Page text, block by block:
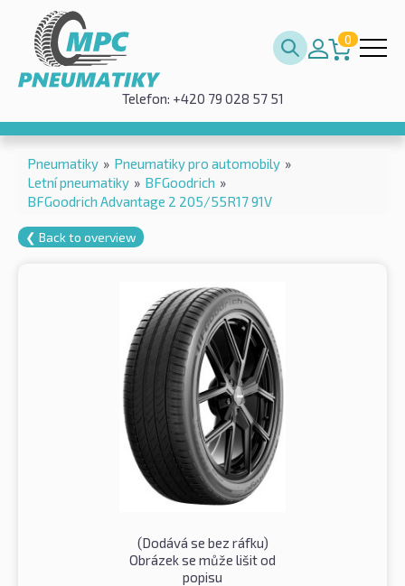
0
Telefon: +420 79 028 57 51
Pneumatiky » Pneumatiky pro automobily »
Letní pneumatiky » BFGoodrich »
BFGoodrich Advantage 2 205/55R17 91V
❮ Back to overview
(Dodává se bez ráfku)
Obrázek se může lišit od
popisu